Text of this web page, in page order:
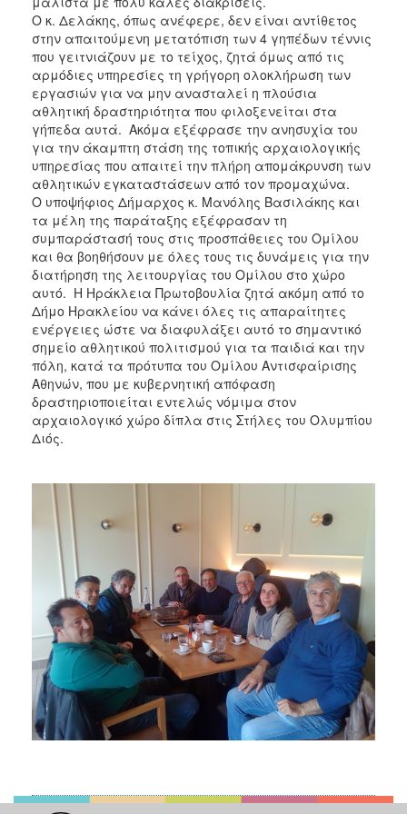
Ο κ. Δελάκης, όπως ανέφερε, δεν είναι αντίθετος
στην απαιτούμενη μετατόπιση των 4 γηπέδων τέννις
που γειτνιάζουν με το τείχος, ζητά όμως από τις
αρμόδιες υπηρεσίες τη γρήγορη ολοκλήρωση των
εργασιών για να μην ανασταλεί η πλούσια
αθλητική δραστηριότητα που φιλοξενείται στα
γήπεδα αυτά. Ακόμα εξέφρασε την ανησυχία του
για την άκαμπτη στάση της τοπικής αρχαιολογικής
υπηρεσίας που απαιτεί την πλήρη απομάκρυνση των
αθλητικών εγκαταστάσεων από τον προμαχώνα.
Ο υποψήφιος Δήμαρχος κ. Μανόλης Βασιλάκης και
τα μέλη της παράταξης εξέφρασαν τη
συμπαράστασή τους στις προσπάθειες του Ομίλου
και θα βοηθήσουν με όλες τους τις δυνάμεις για την
διατήρηση της λειτουργίας του Ομίλου στο χώρο
αυτό. Η Ηράκλεια Πρωτοβουλία ζητά ακόμη από το
Δήμο Ηρακλείου να κάνει όλες τις απαραίτητες
ενέργειες ώστε να διαφυλάξει αυτό το σημαντικό
σημείο αθλητικού πολιτισμού για τα παιδιά και την
πόλη, κατά τα πρότυπα του Ομίλου Αντισφαίρισης
Αθηνών, που με κυβερνητική απόφαση
δραστηριοποιείται εντελώς νόμιμα στον
αρχαιολογικό χώρο δίπλα στις Στήλες του Ολυμπίου
Διός.